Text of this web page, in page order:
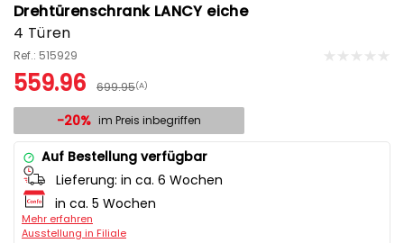
Drehtürenschrank LANCY eiche
4 Türen
Ref.: 515929
559.96 699.95(A)
-20% im Preis inbegriffen
Auf Bestellung verfügbar
Lieferung: in ca. 6 Wochen
in ca. 5 Wochen
Mehr erfahren
Ausstellung in Filiale